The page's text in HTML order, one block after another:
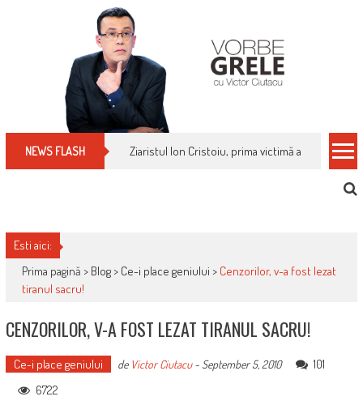
NEWS FLASH Ziaristul Ion Cristoiu, prima victimă a noi
Esti aici:
Prima pagină > Blog> Ce-i place geniului > Cenzorilor, v-a fost lezat
tiranul sacru!
CENZORILOR, V-A FOST LEZAT TIRANUL SACRU!
Ce-i place geniului de Victor Ciutacu- September 5, 2010
101
6722